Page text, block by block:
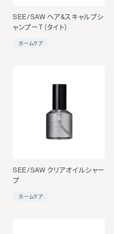
SEE/SAW ヘア&スキャルプシ
ャンプーT（タイト）
ホームケア
SEE/SAW クリアオイルシャー
プ
ホームケア